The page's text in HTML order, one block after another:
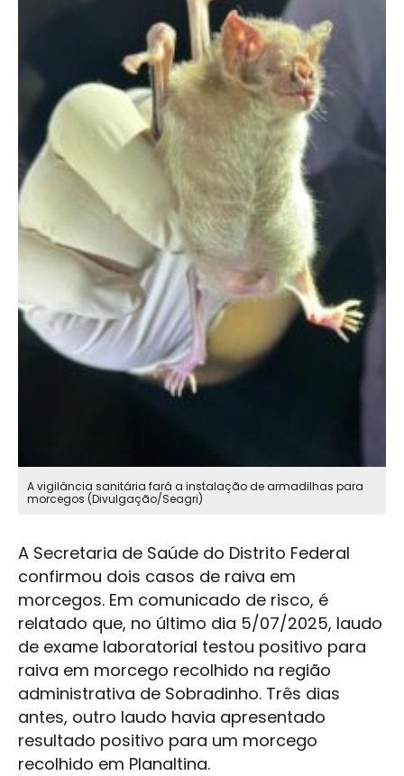
A vigilância sanitária fará a instalação de armadilhas para
morcegos (Divulgação/Seagri)
A Secretaria de Saúde do Distrito Federal
confirmou dois casos de raiva em
morcegos. Em comunicado de risco, é
relatado que, no último dia 5/07/2025, laudo
de exame laboratorial testou positivo para
raiva em morcego recolhido na região
administrativa de Sobradinho. Três dias
antes, outro laudo havia apresentado
resultado positivo para um morcego
recolhido em Planaltina.